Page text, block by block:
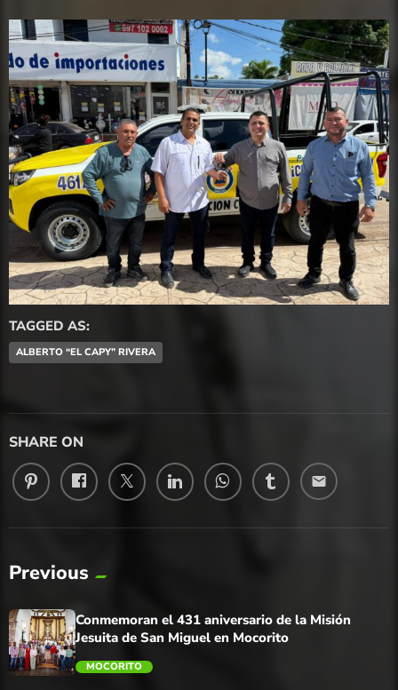
TAGGED AS:
ALBERTO “EL CAPY” RIVERA
SHARE ON
email
Previous
Conmemoran el 431 aniversario de la Misión
Jesuita de San Miguel en Mocorito
MOCORITO